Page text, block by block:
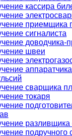
кассира
приемщика
сигналиста
доводчика-
швеи
сварщика
токаря
разливщика
подручного